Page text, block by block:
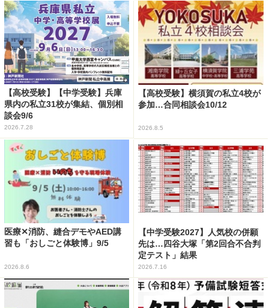
【高校受験】【中学受験】兵庫
県内の私立31校が集結、個別相
談会9/6
2026.7.28
【高校受験】横須賀の私立4校が
参加…合同相談会10/12
2026.8.5
医療✕消防、縫合デモやAED講
習も「おしごと体験博」9/5
2026.8.6
【中学受験2027】人気校の併願
先は…四谷大塚「第2回合不合判
定テスト」結果
2026.7.16